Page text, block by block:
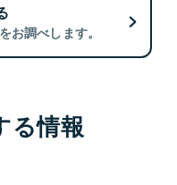
お調べします。
る情報